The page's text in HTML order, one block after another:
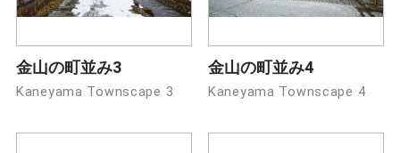
金山の町並み3
Kaneyama Townscape 3
金山の町並み4
Kaneyama Townscape 4